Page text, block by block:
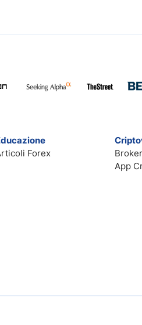
Forex
App